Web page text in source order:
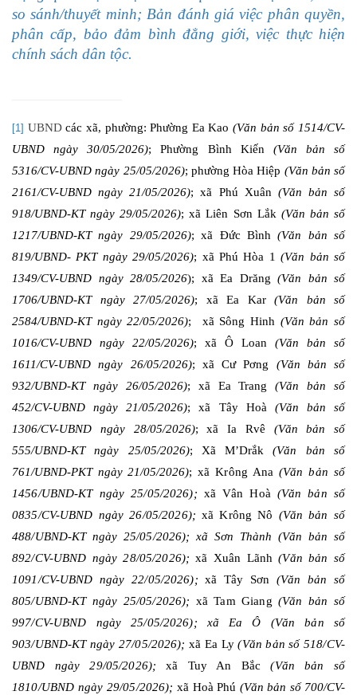
so sánh/thuyết minh; Bản đánh giá việc phân quyền,
phân cấp, bảo đảm bình đẳng giới, việc thực hiện
chính sách dân tộc.
[1] UBNDcác xã, phường: Phường Ea Kao(Văn bản số 1514/CV-
UBND ngày 30/05/2026); Phường Bình Kiến (Văn bản số
5316/CV-UBND ngày 25/05/2026); phường Hòa Hiệp (Văn bản số
2161/CV-UBND ngày 21/05/2026); xã Phú Xuân (Văn bản số
918/UBND-KT ngày 29/05/2026); xã Liên Sơn Lắk (Văn bản số
1217/UBND-KT ngày 29/05/2026); xã Đức Bình(Văn bản số
819/UBND- PKT ngày 29/05/2026); xã Phú Hòa 1(Văn bản số
1349/CV-UBND ngày 28/05/2026); xã Ea Drăng (Văn bản số
1706/UBND-KT ngày 27/05/2026); xã Ea Kar (Văn bản số
2584/UBND-KT ngày 22/05/2026); xã Sông Hinh (Văn bản số
1016/CV-UBND ngày 22/05/2026); xã Ô Loan (Văn bản số
1611/CV-UBND ngày 26/05/2026); xã Cư Pơng (Văn bản số
932/UBND-KT ngày 26/05/2026); xã Ea Trang(Văn bản số
452/CV-UBND ngày 21/05/2026); xã Tây Hoà (Văn bản số
1306/CV-UBND ngày 28/05/2026); xã Ia Rvê (Văn bản số
555/UBND-KT ngày 25/05/2026); Xã M’Drắk(Văn bản số
761/UBND-PKT ngày 21/05/2026);xã Krông Ana (Văn bản số
1456/UBND-KT ngày 25/05/2026); xã Vân Hoà (Văn bản số
0835/CV-UBND ngày 26/05/2026);xã Krông Nô (Văn bản số
488/UBND-KT ngày 25/05/2026); xã Sơn Thành (Văn bản số
892/CV-UBND ngày 28/05/2026); xã Xuân Lãnh(Văn bản số
1091/CV-UBND ngày 22/05/2026);xã Tây Sơn (Văn bản số
805/UBND-KT ngày 25/05/2026); xã Tam Giang(Văn bản số
997/CV-UBND ngày 25/05/2026);
xã Ea Ô (Văn bản số
903/UBND-KT ngày 27/05/2026); xã Ea Ly(Văn bản số 518/CV-
UBND ngày 29/05/2026);
xã Tuy An Bắc (Văn bản số
1810/UBND ngày 29/05/2026); xã Hoà Phú (Văn bản số 700/CV-